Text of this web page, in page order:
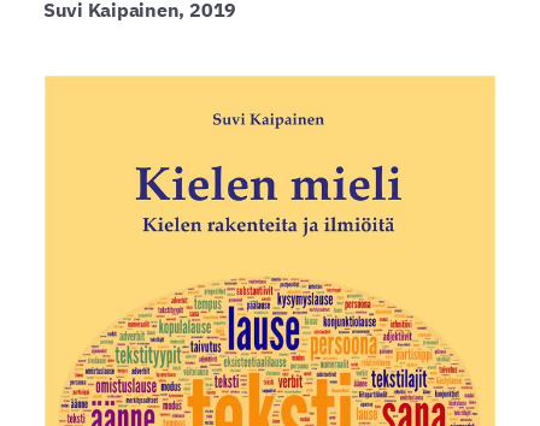
Suvi Kaipainen, 2019